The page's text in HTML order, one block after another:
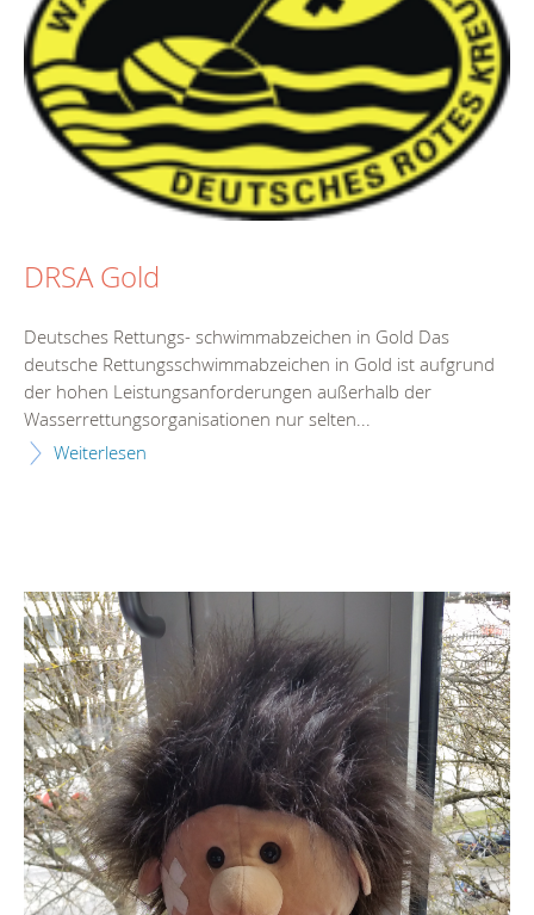
DRSA Gold
Deutsches Rettungs- schwimmabzeichen in Gold Das
deutsche Rettungsschwimmabzeichen in Gold ist aufgrund
der hohen Leistungsanforderungen außerhalb der
Wasserrettungsorganisationen nur selten...
Weiterlesen